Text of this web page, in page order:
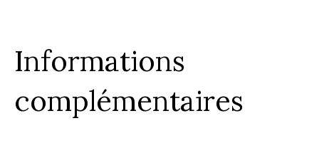
Informations
complémentaires